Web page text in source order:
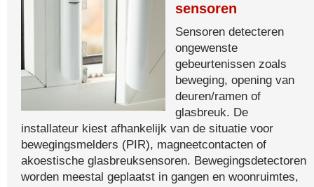
sensoren
Sensoren detecteren
ongewenste
gebeurtenissen zoals
beweging, opening van
deuren/ramen of
glasbreuk. De
installateur kiest afhankelijk van de situatie voor
bewegingsmelders (PIR), magneetcontacten of
akoestische glasbreuksensoren. Bewegingsdetectoren
worden meestal geplaatst in gangen en woonruimtes,